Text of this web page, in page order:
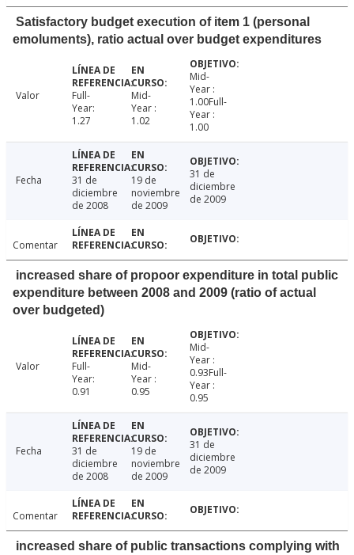
Satisfactory budget execution of item 1 (personal
emoluments), ratio actual over budget expenditures
Valor
Full-
Year:
1.27
Mid-
Year :
1.02
Mid-
Year :
1.00Full-
Year :
1.00
Fecha
31 de
diciembre
de 2008
19 de
noviembre
de 2009
31 de
diciembre
de 2009
Comentar
increased share of propoor expenditure in total public
expenditure between 2008 and 2009 (ratio of actual
over budgeted)
Valor
Full-
Year:
0.91
Mid-
Year :
0.95
Mid-
Year :
0.93Full-
Year :
0.95
Fecha
31 de
diciembre
de 2008
19 de
noviembre
de 2009
31 de
diciembre
de 2009
Comentar
increased share of public transactions complying with